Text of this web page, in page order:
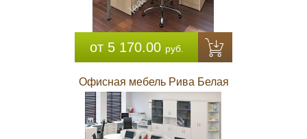
от 5 170.00 руб.
Офисная мебель Рива Белая